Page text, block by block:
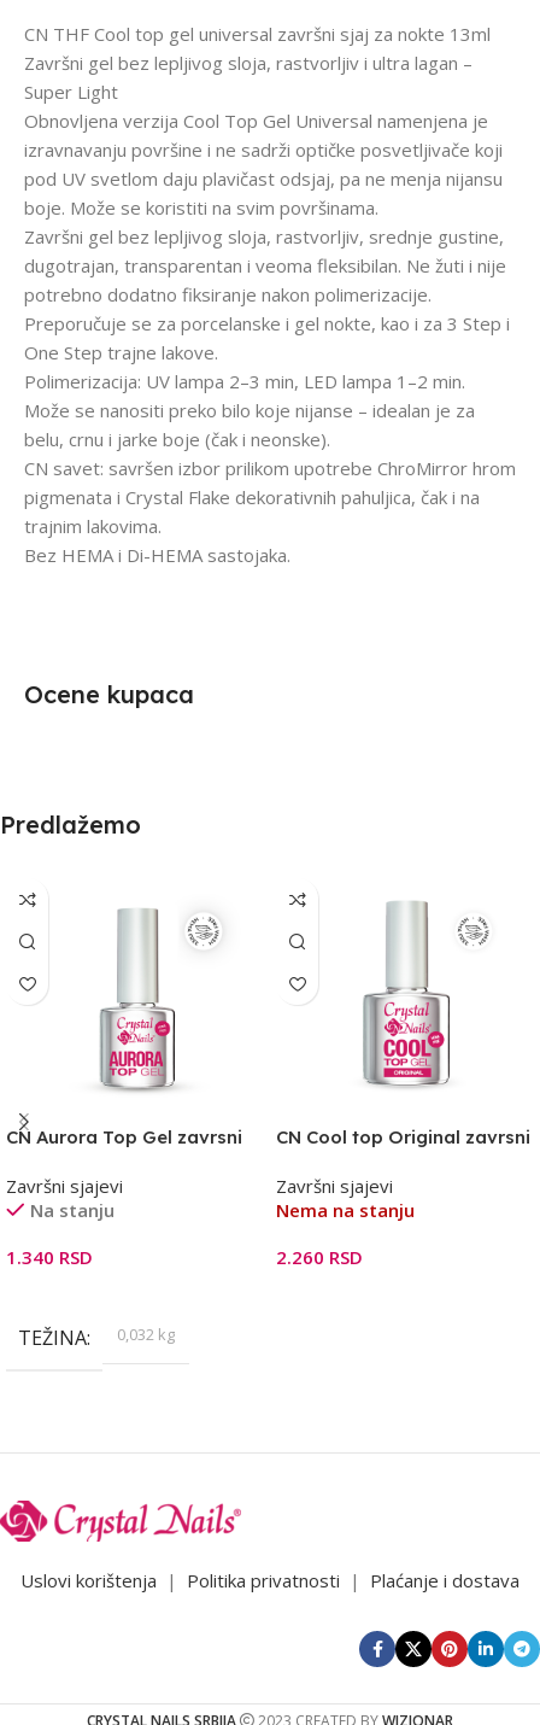
CN THF Cool top gel universal završni sjaj za nokte 13ml
Završni gel bez lepljivog sloja, rastvorljiv i ultra lagan –
Super Light
Obnovljena verzija Cool Top Gel Universal namenjena je
izravnavanju površine i ne sadrži optičke posvetljivače koji
pod UV svetlom daju plavičast odsjaj, pa ne menja nijansu
boje. Može se koristiti na svim površinama.
Završni gel bez lepljivog sloja, rastvorljiv, srednje gustine,
dugotrajan, transparentan i veoma fleksibilan. Ne žuti i nije
potrebno dodatno fiksiranje nakon polimerizacije.
Preporučuje se za porcelanske i gel nokte, kao i za 3 Step i
One Step trajne lakove.
Polimerizacija: UV lampa 2–3 min, LED lampa 1–2 min.
Može se nanositi preko bilo koje nijanse – idealan je za
belu, crnu i jarke boje (čak i neonske).
CN savet: savršen izbor prilikom upotrebe ChroMirror hrom
pigmenata i Crystal Flake dekorativnih pahuljica, čak i na
trajnim lakovima.
Bez HEMA i Di-HEMA sastojaka.
Ocene kupaca
Predlažemo
CN Aurora Top Gel zavrsni
Završni sjajevi
Na stanju
1.340 RSD
TEŽINA 0,032 kg
CN Cool top Original zavrsni
Završni sjajevi
Nema na stanju
2.260 RSD
Uslovi korištenja | Politika privatnosti | Plaćanje i dostava